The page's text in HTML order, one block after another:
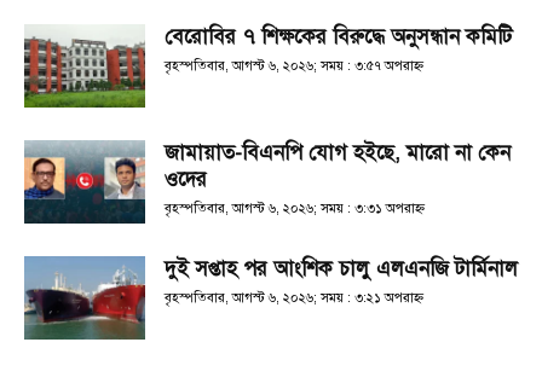
বেরোবির ৭ শিক্ষকের বিরুদ্ধে অনুসন্ধান কমিটি
বৃহস্পতিবার, আগস্ট ৬, ২০২৬; সময় : ৩:৫৭ অপরাহ্ণ
জামায়াত-বিএনপি যোগ হইছে, মারো না কেন
ওদের
বৃহস্পতিবার, আগস্ট ৬, ২০২৬; সময় : ৩:৩১ অপরাহ্ণ
দুই সপ্তাহ পর আংশিক চালু এলএনজি টার্মিনাল
বৃহস্পতিবার, আগস্ট ৬, ২০২৬; সময় : ৩:২১ অপরাহ্ণ